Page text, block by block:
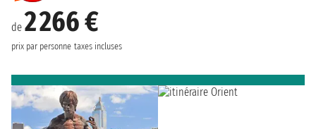
de 2 266 €
prix par personne taxes incluses